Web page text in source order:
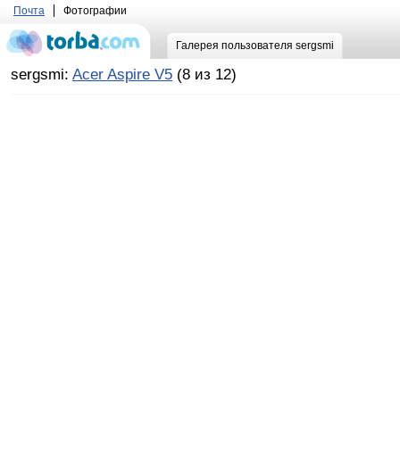
Почта Фотографии
Галерея пользователя sergsmi
sergsmi: Acer Aspire V5 (8 из 12)